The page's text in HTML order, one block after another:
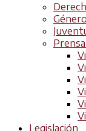
Género
Legislación